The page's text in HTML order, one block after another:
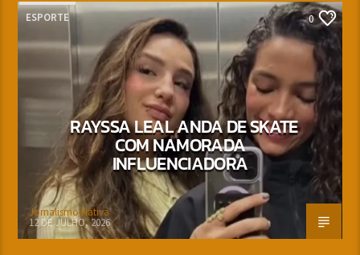
ESPORTE 0
RAYSSA LEAL ANDA DE SKATE
COM NAMORADA
INFLUENCIADORA
Jornalismo Nativa
12 DE JULHO, 2026